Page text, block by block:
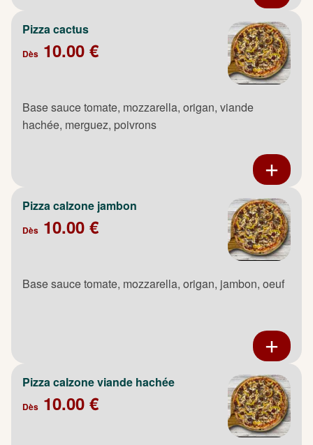
Pizza cactus
Dès 10.00 €
Base sauce tomate, mozzarella, origan, viande
hachée, merguez, poivrons
Pizza calzone jambon
Dès 10.00 €
Base sauce tomate, mozzarella, origan, jambon, oeuf
Pizza calzone viande hachée
Dès 10.00 €